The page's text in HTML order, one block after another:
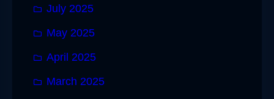
July 2025
May 2025
April 2025
March 2025